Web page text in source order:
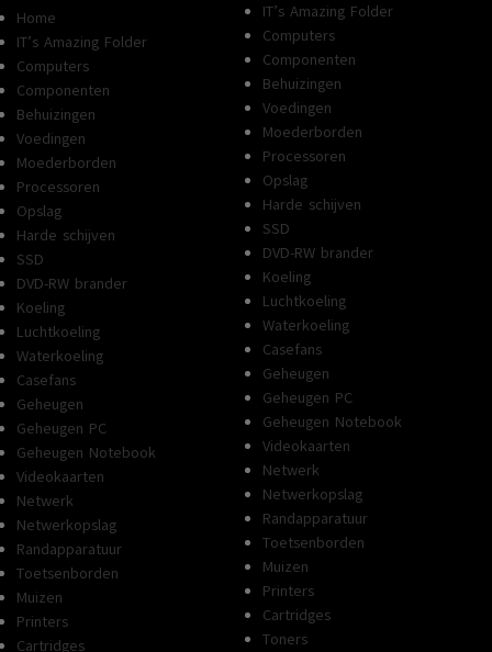
Home
IT’s Amazing Folder
Computers
Componenten
Behuizingen
Voedingen
Moederborden
Processoren
Opslag
Harde schijven
SSD
DVD-RW brander
Koeling
Luchtkoeling
Waterkoeling
Casefans
Geheugen
Geheugen PC
Geheugen Notebook
Videokaarten
Netwerk
Netwerkopslag
Randapparatuur
Toetsenborden
Muizen
Printers
Cartridges
IT’s Amazing Folder
Computers
Componenten
Behuizingen
Voedingen
Moederborden
Processoren
Opslag
Harde schijven
SSD
DVD-RW brander
Koeling
Luchtkoeling
Waterkoeling
Casefans
Geheugen
Geheugen PC
Geheugen Notebook
Videokaarten
Netwerk
Netwerkopslag
Randapparatuur
Toetsenborden
Muizen
Printers
Cartridges
Toners